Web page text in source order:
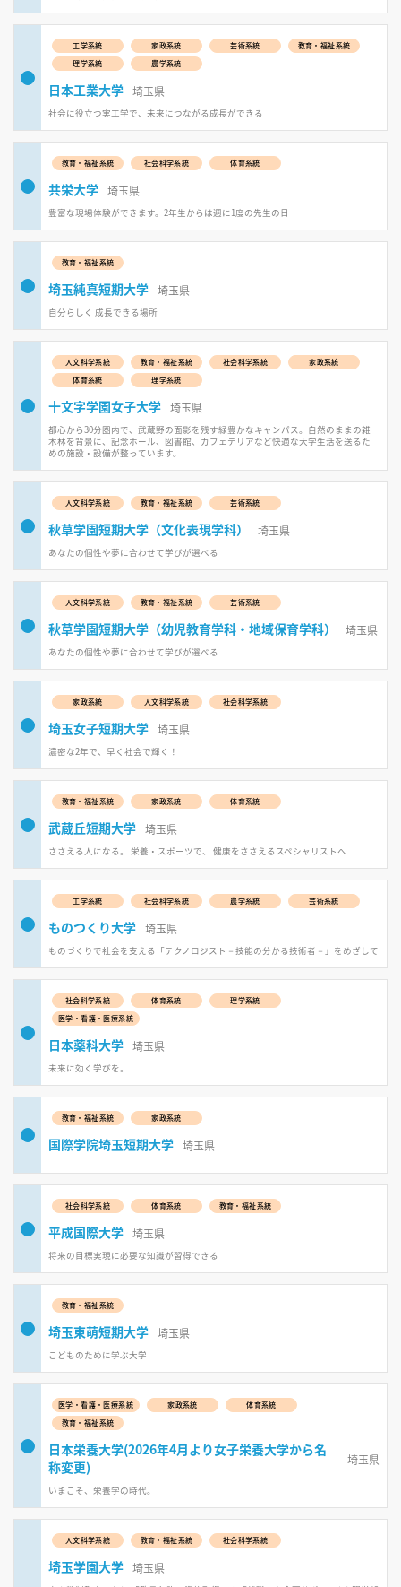
工学系統 家政系統 芸術系統
教育・福祉系統
理学系統
農学系統
日本工業大学 埼玉県
社会に役立つ実工学で、未来につながる成長ができる
教育・福祉系統 社会科学系統 体育系統
共栄大学 埼玉県
豊富な現場体験ができます。2年生からは週に1度の先生の日
教育・福祉系統
埼玉純真短期大学 埼玉県
自分らしく 成長できる場所
人文科学系統 教育・福祉系統 社会科学系統
家政系統
体育系統
理学系統
十文字学園女子大学 埼玉県
都心から30分圏内で、武蔵野の面影を残す緑豊かなキャンパス。自然のままの雑
木林を背景に、記念ホール、図書館、カフェテリアなど快適な大学生活を送るた
めの施設・設備が整っています。
人文科学系統 教育・福祉系統 芸術系統
秋草学園短期大学（文化表現学科） 埼玉県
あなたの個性や夢に合わせて学びが選べる
人文科学系統 教育・福祉系統 芸術系統
秋草学園短期大学（幼児教育学科・地域保育学科） 埼玉県
あなたの個性や夢に合わせて学びが選べる
家政系統 人文科学系統 社会科学系統
埼玉女子短期大学 埼玉県
濃密な2年で、早く社会で輝く！
教育・福祉系統 家政系統 体育系統
武蔵丘短期大学 埼玉県
ささえる人になる。 栄養・スポーツで、 健康をささえるスペシャリストへ
工学系統 社会科学系統 農学系統 芸術系統
ものつくり大学 埼玉県
ものづくりで社会を支える「テクノロジスト－技能の分かる技術者－」をめざして
社会科学系統 体育系統
理学系統
医学・看護・医療系統
日本薬科大学 埼玉県
未来に効く学びを。
教育・福祉系統 家政系統
国際学院埼玉短期大学 埼玉県
社会科学系統 体育系統 教育・福祉系統
平成国際大学 埼玉県
将来の目標実現に必要な知識が習得できる
教育・福祉系統
埼玉東萌短期大学 埼玉県
こどものために学ぶ大学
医学・看護・医療系統 家政系統
体育系統
教育・福祉系統
日本栄養大学(2026年4月より女子栄養大学から名
称変更)
埼玉県
いまこそ、栄養学の時代。
人文科学系統 教育・福祉系統 社会科学系統
埼玉学園大学 埼玉県